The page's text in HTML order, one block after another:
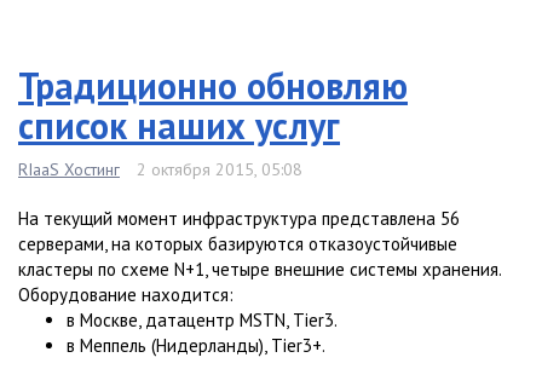
Традиционно обновляю
список наших услуг
RIaaS Хостинг 2 октября 2015, 05:08
На текущий момент инфраструктура представлена 56
серверами, на которых базируются отказоустойчивые
кластеры по схеме N+1, четыре внешние системы хранения.
Оборудование находится:
в Москве, датацентр MSTN, Tier3.
в Меппель (Нидерланды), Tier3+.